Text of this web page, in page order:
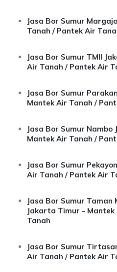
Jasa Bor Sumur
Tanah / Pantek Air
Jasa Bor Sumur TMII
Air Tanah / Pantek Air
Jasa Bor Sumur
Mantek Air Tanah /
Jasa Bor Sumur
Mantek Air Tanah /
Jasa Bor Sumur
Air Tanah / Pantek Air
Jasa Bor Sumur Taman
Jakarta Timur -
Tanah
Jasa Bor Sumur
Air Tanah / Pantek Air